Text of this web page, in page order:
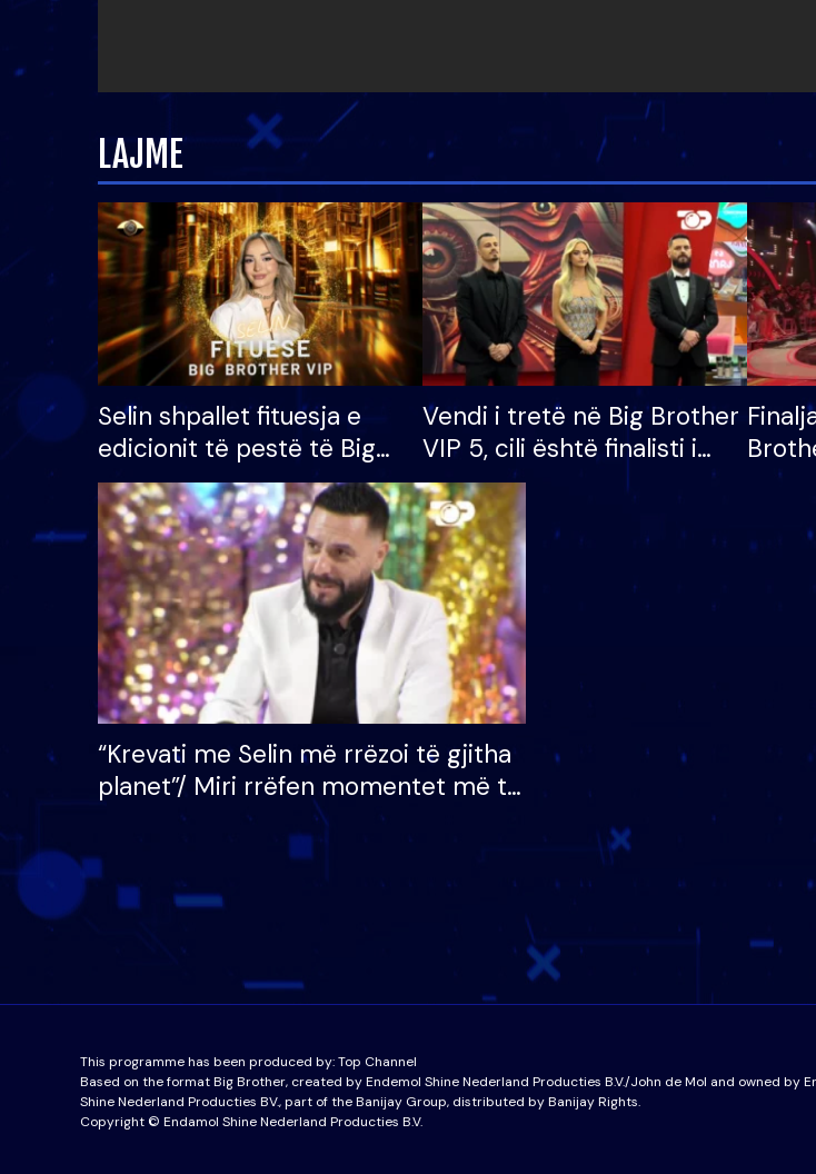
LAJME
Selin shpallet fituesja e
edicionit të pestë të Big
Brother VIP, rrëmben
çmimin e madh prej 100
mijë eurosh
Vendi i tretë në Big Brother
VIP 5, cili është finalisti i
radhës që lë shtëpinë
dhe
të
“Krevati me Selin më rrëzoi të gjitha
planet”/ Miri rrëfen momentet më të
bukura në shtëpinë e BB VIP: Do më
mungojë zilja e mëngjesit kur…
This programme has been produced by:Top Channel
Based on the format Big Brother, created by Endemol Shine Nederland Producties B.V./John de Mol and owned by
Shine Nederland Producties BV., part of the Banijay Group, distributed by Banijay Rights.
Copyright © Endamol Shine Nederland Producties B.V.